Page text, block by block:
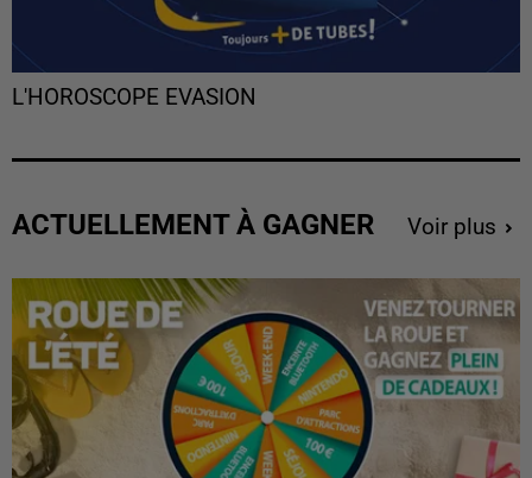
L'HOROSCOPE EVASION
ACTUELLEMENT À GAGNER Voir plus